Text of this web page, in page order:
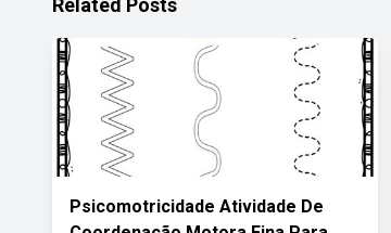
Related Posts
Psicomotricidade Atividade De